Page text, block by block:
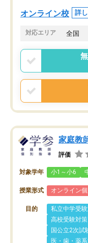
オンライン校 詳
対応エリア 全国
家庭教
評価
対象学年 小1～小6
授業形式 オンライン
目的 私立中学受
高校受験対策
国公立2次試
医・歯・薬